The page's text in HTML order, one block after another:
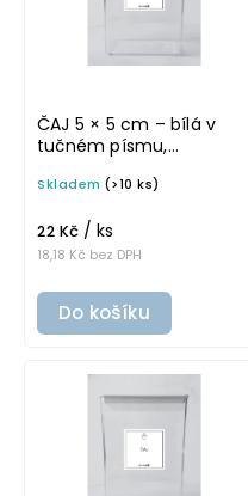
ČAJ 5 × 5 cm – bílá v
tučném písmu,
na potravinové dózy
Skladem (>10 ks)
18,18 Kč bez DPH
22 Kč / ks
Do košíku